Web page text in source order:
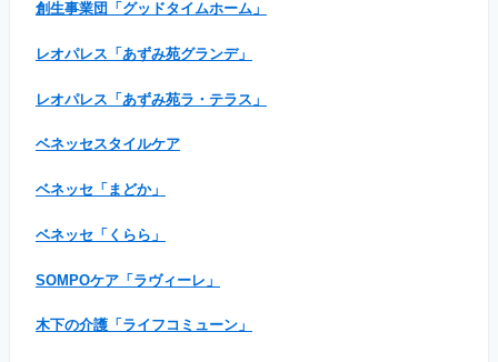
創生事業団「グッドタイムホーム」
レオパレス「あずみ苑グランデ」
レオパレス「あずみ苑ラ・テラス」
ベネッセスタイルケア
ベネッセ「まどか」
ベネッセ「くらら」
SOMPOケア「ラヴィーレ」
木下の介護「ライフコミューン」